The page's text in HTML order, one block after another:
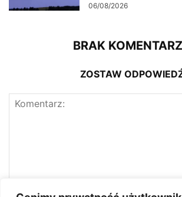
06/08/2026
BRAK
ZOSTAW